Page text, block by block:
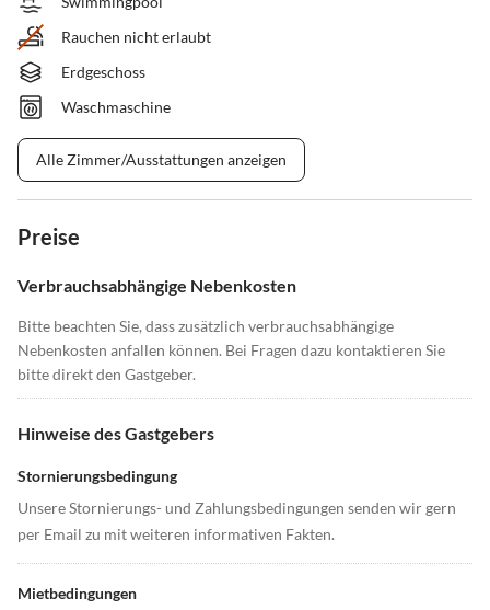
Rauchen nicht erlaubt
Erdgeschoss
Waschmaschine
Alle Zimmer/Ausstattungen anzeigen
Preise
Verbrauchsabhängige Nebenkosten
Bitte beachten Sie, dass zusätzlich verbrauchsabhängige
Nebenkosten anfallen können. Bei Fragen dazu kontaktieren Sie
bitte direkt den Gastgeber.
Hinweise des Gastgebers
Stornierungsbedingung
Unsere Stornierungs- und Zahlungsbedingungen senden wir gern
per Email zu mit weiteren informativen Fakten.
Mietbedingungen